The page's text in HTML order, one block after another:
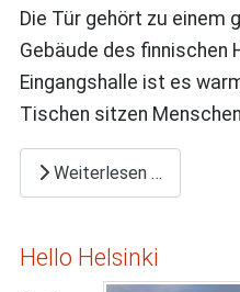
Die Tür gehört zu einem
Gebäude des finnischen
Eingangshalle ist es
Tischen sitzen
Weiterlesen …
Hello Helsinki